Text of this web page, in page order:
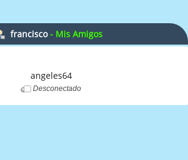
francisco- Mis Amigos
angeles64
Desconectado